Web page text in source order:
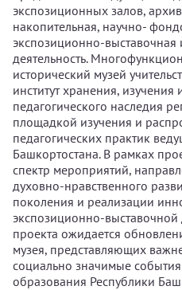
экспозиционных залов,
накопительная, научно-
экспозиционно-
деятельность.
исторический музей
институт хранения, изучения
педагогического наследия
площадкой изучения и
педагогических практик
Башкортостана. В рамках
спектр мероприятий,
духовно-нравственного
поколения и реализации
экспозиционно-выставочной
проекта ожидается
музея, представляющих
социально значимые
образования Республики